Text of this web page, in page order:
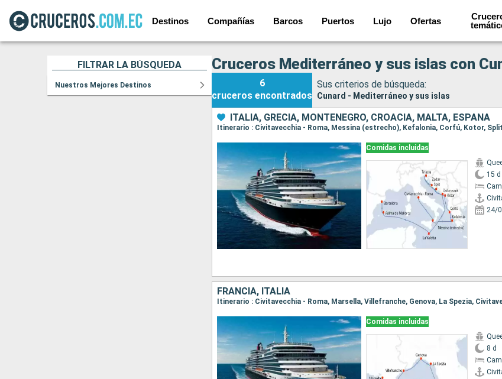
Destinos Compañías Barcos Puertos Lujo Ofertas
FILTRAR LA BÚSQUEDA
Nuestros Mejores Destinos
Cruceros Mediterráneo y sus islas con
6
cruceros encontrados
Sus criterios de búsqueda:
Cunard - Mediterráneo y sus islas
ITALIA, GRECIA, MONTENEGRO, CROACIA, MALTA, ESPAÑA
Comidas incluidas
15 d
24/
FRANCIA, ITALIA
Itinerario : Civitavecchia - Roma, Marsella, Villefranche, Genova, La Spezia,
Comidas incluidas
8 d